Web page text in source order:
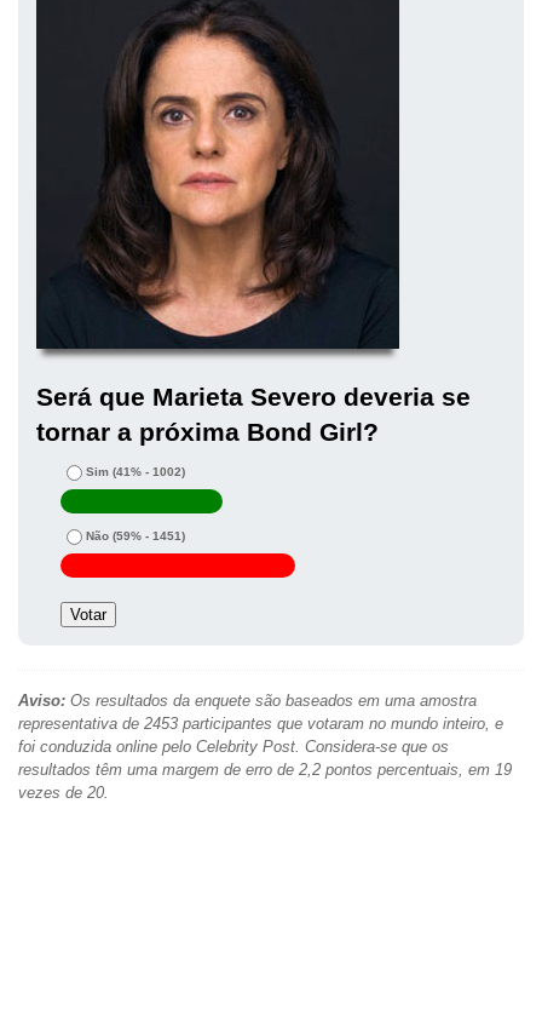
Será que Marieta Severo deveria se
tornar a próxima Bond Girl?
Sim (41% - 1002)
Não (59% - 1451)
Aviso: Os resultados da enquete são baseados em uma amostra
representativa de 2453 participantes que votaram no mundo inteiro, e
foi conduzida online pelo Celebrity Post. Considera-se que os
resultados têm uma margem de erro de 2,2 pontos percentuais, em 19
vezes de 20.